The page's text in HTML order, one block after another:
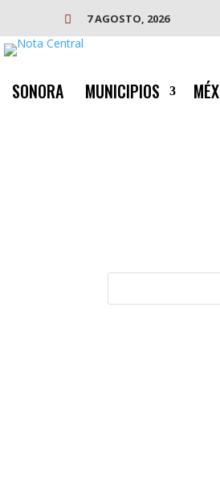
 7 AGOSTO, 2026
SONORA MUNICIPIOS